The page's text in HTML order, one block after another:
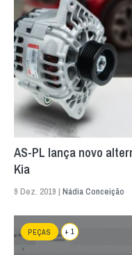
AS-PL lança novo
Kia
9 Dez. 2019 | Nádia Conceição
PEÇAS + 1